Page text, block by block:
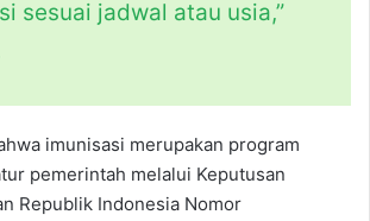
sesuai jadwal atau usia,”
imunisasi merupakan program
pemerintah melalui Keputusan
Republik Indonesia Nomor